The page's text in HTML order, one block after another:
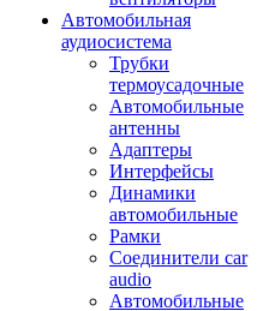
Автомобильная
аудиосистема
Трубки
термоусадочные
Автомобильные
антенны
Адаптеры
Интерфейсы
Динамики
автомобильные
Рамки
Соединители car
audio
Автомобильные